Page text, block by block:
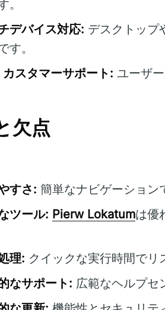
。
デバイス対応: デスクトップ
す。
スタマーサポート: ユーザ
欠点
すさ: 簡単なナビゲーション
ツール: Pierw Lokatumは優
理: クイックな実行時間でリ
なサポート: 広範なヘルプセ